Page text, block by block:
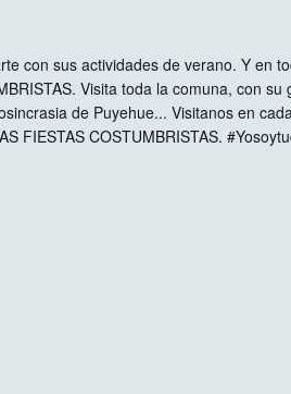
con sus actividades de verano. Y en
Visita toda la comuna, con su
de Puyehue... Visitanos en
FIESTAS COSTUMBRISTAS.